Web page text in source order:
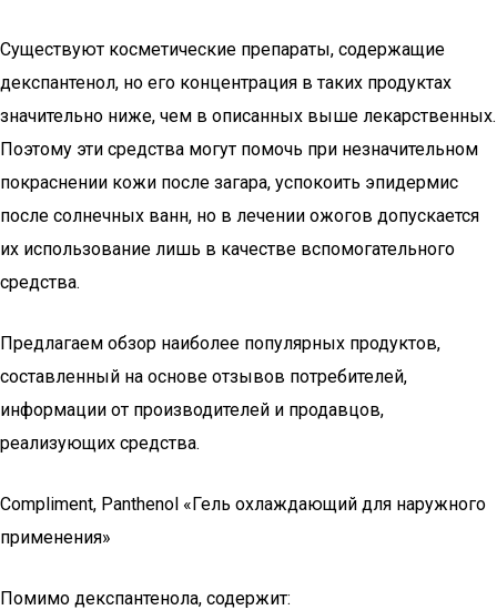
Существуют косметические препараты, содержащие
декспантенол, но его концентрация в таких продуктах
значительно ниже, чем в описанных выше лекарственных.
Поэтому эти средства могут помочь при незначительном
покраснении кожи после загара, успокоить эпидермис
после солнечных ванн, но в лечении ожогов допускается
их использование лишь в качестве вспомогательного
средства.
Предлагаем обзор наиболее популярных продуктов,
составленный на основе отзывов потребителей,
информации от производителей и продавцов,
реализующих средства.
Compliment, Panthenol «Гель охлаждающий для наружного
применения»
Помимо декспантенола, содержит: